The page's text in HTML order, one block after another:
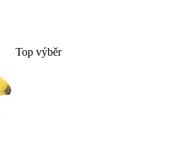
Top výběr